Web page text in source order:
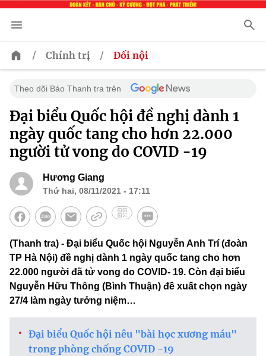
/ Chính trị / Đối nội
Theo dõi Báo Thanh tra trên
Đại biểu Quốc hội đề nghị dành 1
ngày quốc tang cho hơn 22.000
người tử vong do COVID -19
Hương Giang
Thứ hai, 08/11/2021 - 17:11
(Thanh tra) - Đại biểu Quốc hội Nguyễn Anh Trí (đoàn
TP Hà Nội) đề nghị dành 1 ngày quốc tang cho hơn
22.000 người đã tử vong do COVID- 19. Còn đại biểu
Nguyễn Hữu Thông (Bình Thuận) đề xuất chọn ngày
27/4 làm ngày tưởng niệm…
Đại biểu Quốc hội nêu "bài học xương máu"
trong phòng chống COVID -19